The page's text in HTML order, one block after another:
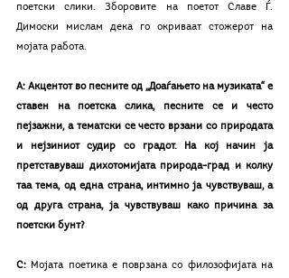
поетски слики. Зборовите на поетот Славе Ѓ.
Димоски мислам дека го окриваат стожерот на
мојата работа.
А: Акцентот во песните од „Доаѓањето на музиката“ е
ставен на поетска слика, песните се и често
пејзажни, а тематски се често врзани со природата
и нејзиниот судир со градот. На кој начин ја
претставуваш дихотомијата природа–град и колку
таа тема, од една страна, интимно ја чувствуваш, а
од друга страна, ја чувствуваш како причина за
поетски бунт?
С: Мојата поетика е поврзана со филозофијата на